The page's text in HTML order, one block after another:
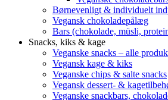
Børnevenligt & individuelt
Vegansk chokoladepålæg
Bars (chokolade, müsli,
Snacks, kiks & kage
Veganske snacks – alle
Vegansk kage & kiks
Veganske chips & salte snacks
Vegansk dessert- &
Veganske snackbars,